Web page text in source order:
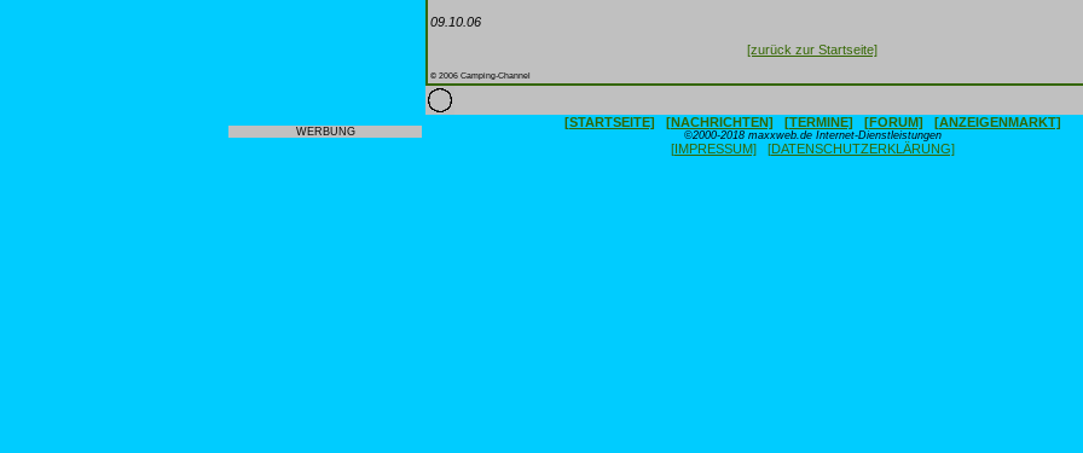
WERBUNG
09.10.06
[zurück zur Startseite]
© 2006 Camping-Channel
[STARTSEITE] [NACHRICHTEN] [TERMINE] [FORUM] [ANZEIGENMARKT]
©2000-2018 maxxweb.de Internet-Dienstleistungen
[IMPRESSUM] [DATENSCHUTZERKLÄRUNG]